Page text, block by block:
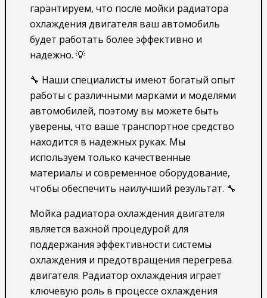
гарантируем, что после мойки радиатора
охлаждения двигателя ваш автомобиль
будет работать более эффективно и
надежно. 💡
🔧 Наши специалисты имеют богатый опыт
работы с различными марками и моделями
автомобилей, поэтому вы можете быть
уверены, что ваше транспортное средство
находится в надежных руках. Мы
используем только качественные
материалы и современное оборудование,
чтобы обеспечить наилучший результат. 🔧
Мойка радиатора охлаждения двигателя
является важной процедурой для
поддержания эффективности системы
охлаждения и предотвращения перегрева
двигателя. Радиатор охлаждения играет
ключевую роль в процессе охлаждения